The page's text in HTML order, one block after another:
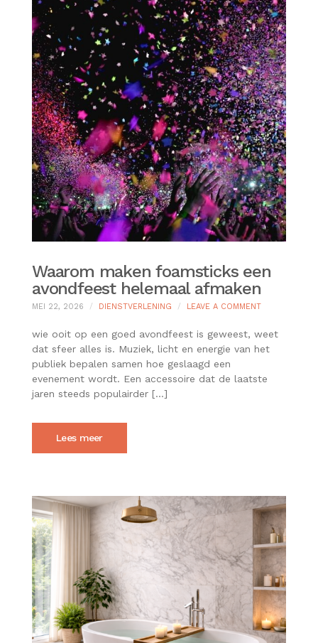
Waarom maken foamsticks een
avondfeest helemaal afmaken
MEI 22, 2026 DIENSTVERLENING LEAVE A COMMENTON
MAKEN
EEN
HELEMAAL
wie ooit op een goed avondfeest is geweest, weet
dat sfeer alles is. Muziek, licht en energie van het
publiek bepalen samen hoe geslaagd een
evenement wordt. Een accessoire dat de laatste
jaren steeds populairder […]
Lees meer